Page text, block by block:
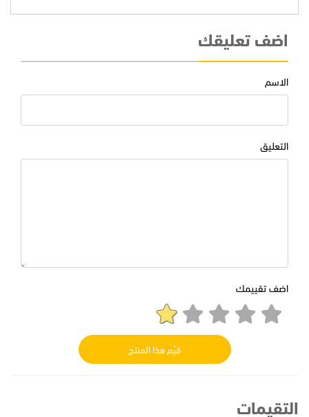
اضف تعليقك
الاسم
التعليق
اضف تقييمك
قيّم هذا المنتج
التقيمات